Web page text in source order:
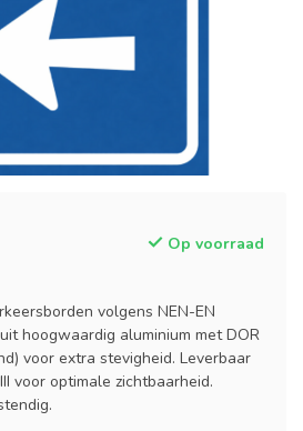
Op voorraad
volgens NEN-EN
hoogwaardig aluminium met DOR
voor extra stevigheid. Leverbaar
voor optimale zichtbaarheid.